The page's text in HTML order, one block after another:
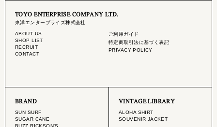
TOYO ENTERPRISE COMPANY LTD.
東洋エンタープライズ株式会社
ABOUT US
SHOP LIST
RECRUIT
CONTACT
ご利用ガイド
特定商取引法に基づく表記
PRIVACY POLICY
BRAND
SUN SURF
SUGAR CANE
BUZZ RICKSON'S
VINTAGE LIBRARY
ALOHA SHIRT
SOUVENIR JACKET